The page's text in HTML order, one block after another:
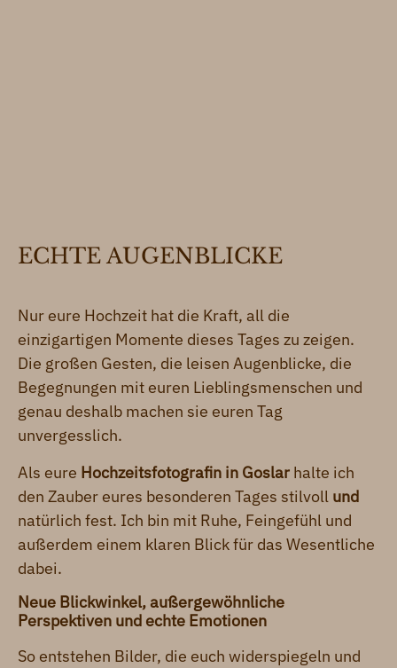
ECHTE AUGENBLICKE
Nur eure Hochzeit hat die Kraft, all die
einzigartigen Momente dieses Tages zu zeigen.
Die großen Gesten, die leisen Augenblicke, die
Begegnungen mit euren Lieblingsmenschen und
genau deshalb machen sie euren Tag
unvergesslich.
Als eure Hochzeitsfotografin in Goslar halte ich
den Zauber eures besonderen Tages stilvoll und
natürlich fest. Ich bin mit Ruhe, Feingefühl und
außerdem einem klaren Blick für das Wesentliche
dabei.
Neue Blickwinkel, außergewöhnliche
Perspektiven und echte Emotionen
So entstehen Bilder, die euch widerspiegeln und